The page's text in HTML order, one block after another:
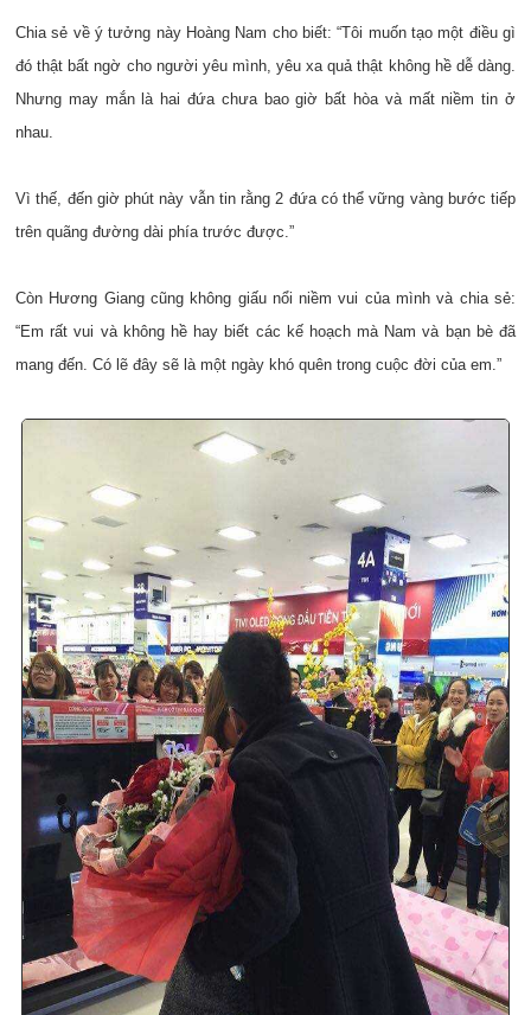
Chia sẻ về ý tưởng này Hoàng Nam cho biết: “Tôi muốn tạo một điều gì
đó thật bất ngờ cho người yêu mình, yêu xa quả thật không hề dễ dàng.
Nhưng may mắn là hai đứa chưa bao giờ bất hòa và mất niềm tin ở
nhau.
Vì thế, đến giờ phút này vẫn tin rằng 2 đứa có thể vững vàng bước tiếp
trên quãng đường dài phía trước được.”
Còn Hương Giang cũng không giấu nổi niềm vui của mình và chia sẻ:
“Em rất vui và không hề hay biết các kế hoạch mà Nam và bạn bè đã
mang đến. Có lẽ đây sẽ là một ngày khó quên trong cuộc đời của em.”